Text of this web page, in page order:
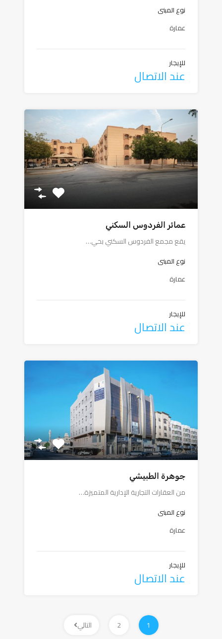
نوع المبنى
عمارة
للإيجار
عند الاتصال
عمائر الفردوس السكني
يقع مجمع الفردوس السكني بحي…
نوع المبنى
عمارة
للإيجار
عند الاتصال
جوهرة الطبيشي
من العقارات التجارية الإدارية المتميزة…
نوع المبنى
عمارة
للإيجار
عند الاتصال
1
2 التالي